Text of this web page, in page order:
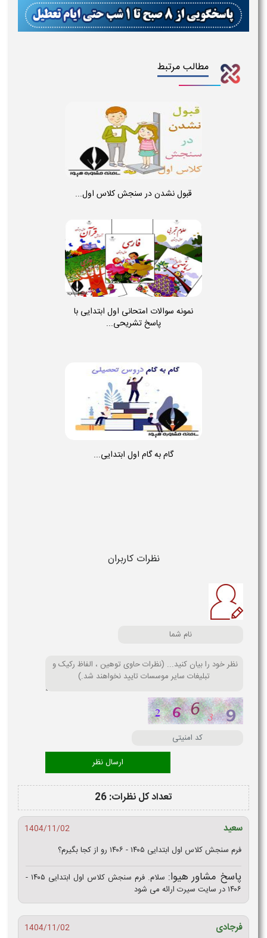
مطالب مرتبط
قبول نشدن در سنجش کلاس اول...
نمونه سوالات امتحانی اول ابتدایی با
پاسخ تشریحی...
گام به گام اول ابتدایی...
نظرات کاربران
تعداد کل نظرات: 26
سعید
1404/11/02
فرم سنجش کلاس اول ابتدایی ۱۴۰۵ - ۱۴۰۶ رو از کجا بگیرم؟
پاسخ مشاور هیوا:
سلام. فرم سنجش کلاس اول ابتدایی ۱۴۰۵ -
۱۴۰۶ در سایت سیرت ارائه می شود
فرجادی
1404/11/02